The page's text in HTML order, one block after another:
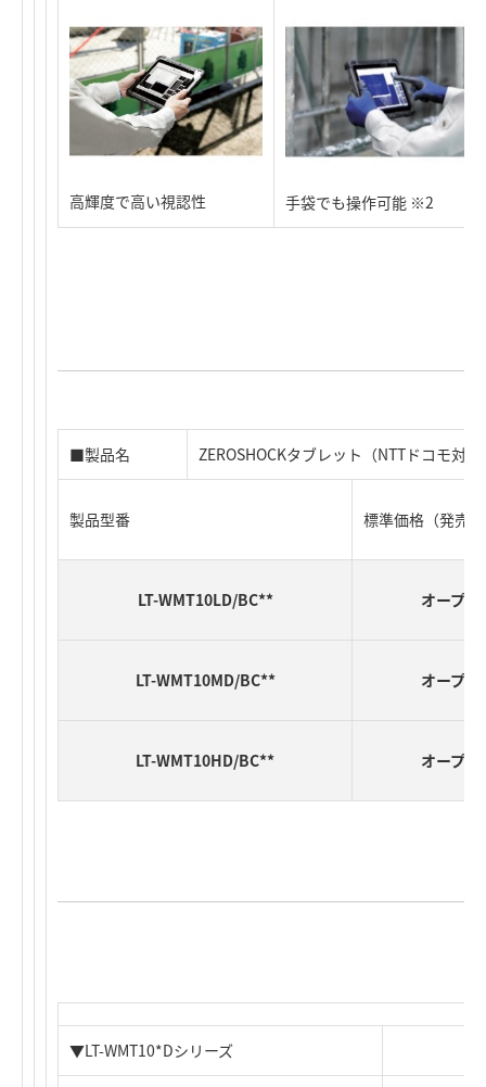
高輝度で高い視認性 手袋でも操作可能 ※2
■製品名 ZEROSHOCKタブレット（NTTドコモ対
製品型番 標準価格（発売
LT-WMT10LD/BC** オープン
LT-WMT10MD/BC** オープン
LT-WMT10HD/BC** オープン
▼LT-WMT10*Dシリーズ